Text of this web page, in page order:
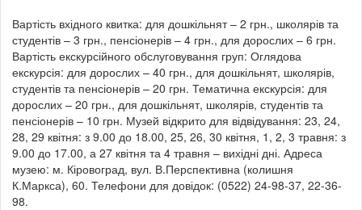
Вартість вхідного квитка: для дошкільнят – 2 грн., школярів та
студентів – 3 грн., пенсіонерів – 4 грн., для дорослих – 6 грн.
Вартість екскурсійного обслуговування груп: Оглядова
екскурсія: для дорослих – 40 грн., для дошкільнят, школярів,
студентів та пенсіонерів – 20 грн. Тематична екскурсія: для
дорослих – 20 грн., для дошкільнят, школярів, студентів та
пенсіонерів – 10 грн. Музей відкрито для відвідування: 23, 24,
28, 29 квітня: з 9.00 до 18.00, 25, 26, 30 квітня, 1, 2, 3 травня: з
9.00 до 17.00, а 27 квітня та 4 травня – вихідні дні. Адреса
музею: м. Кіровоград, вул. В.Перспективна (колишня
К.Маркса), 60. Телефони для довідок: (0522) 24-98-37, 22-36-
98.